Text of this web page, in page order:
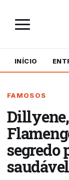
INÍCIO
FAMOSOS
segredo
saudável